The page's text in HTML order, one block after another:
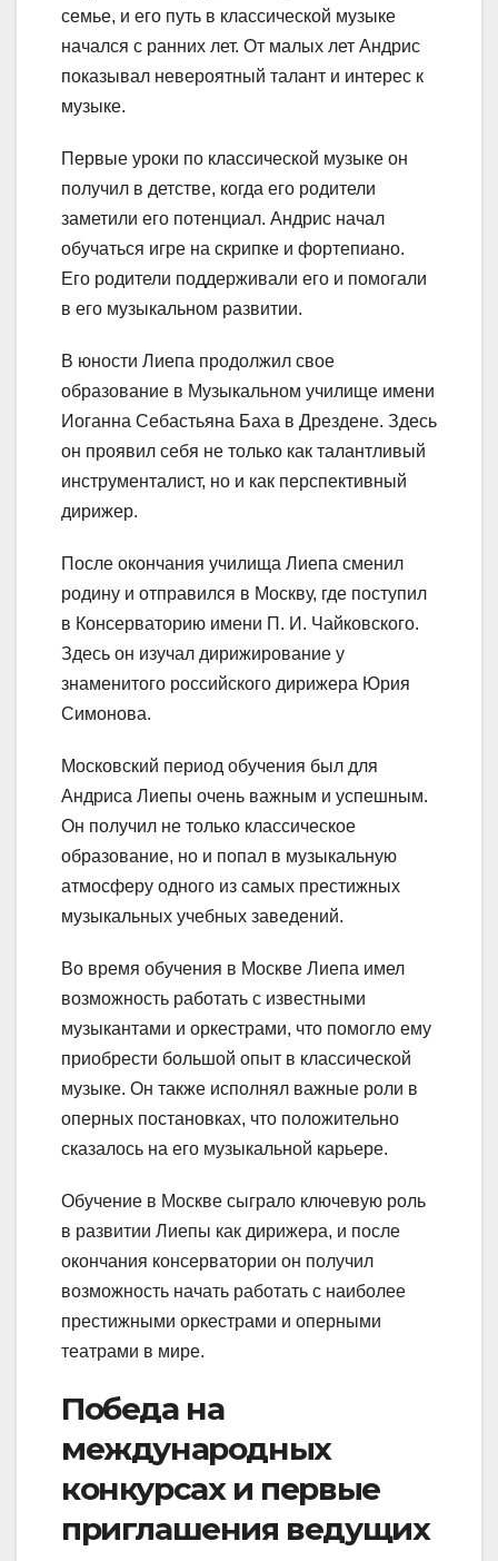
семье, и его путь в классической музыке
начался с ранних лет. От малых лет Андрис
показывал невероятный талант и интерес к
музыке.
Первые уроки по классической музыке он
получил в детстве, когда его родители
заметили его потенциал. Андрис начал
обучаться игре на скрипке и фортепиано.
Его родители поддерживали его и помогали
в его музыкальном развитии.
В юности Лиепа продолжил свое
образование в Музыкальном училище имени
Иоганна Себастьяна Баха в Дрездене. Здесь
он проявил себя не только как талантливый
инструменталист, но и как перспективный
дирижер.
После окончания училища Лиепа сменил
родину и отправился в Москву, где поступил
в Консерваторию имени П. И. Чайковского.
Здесь он изучал дирижирование у
знаменитого российского дирижера Юрия
Симонова.
Московский период обучения был для
Андриса Лиепы очень важным и успешным.
Он получил не только классическое
образование, но и попал в музыкальную
атмосферу одного из самых престижных
музыкальных учебных заведений.
Во время обучения в Москве Лиепа имел
возможность работать с известными
музыкантами и оркестрами, что помогло ему
приобрести большой опыт в классической
музыке. Он также исполнял важные роли в
оперных постановках, что положительно
сказалось на его музыкальной карьере.
Обучение в Москве сыграло ключевую роль
в развитии Лиепы как дирижера, и после
окончания консерватории он получил
возможность начать работать с наиболее
престижными оркестрами и оперными
театрами в мире.
Победа на
международных
конкурсах и первые
приглашения ведущих